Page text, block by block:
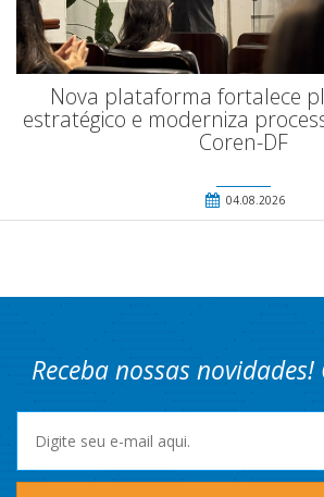
Nova plataforma fortalece
estratégico e moderniza
Coren-DF
04.08.2026
Receba nossas novidades!